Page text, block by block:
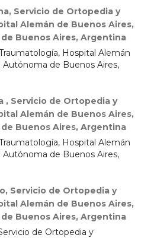
Servicio de Ortopedia y
Alemán de Buenos Aires,
Buenos Aires, Argentina
Hospital Alemán
Autónoma de Buenos Aires,
, Servicio de Ortopedia y
Alemán de Buenos Aires,
Buenos Aires, Argentina
Hospital Alemán
Autónoma de Buenos Aires,
Servicio de Ortopedia y
Alemán de Buenos Aires,
Buenos Aires, Argentina
de Ortopedia y